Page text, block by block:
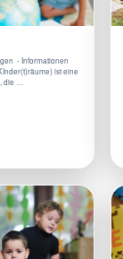
- Informationen
ist eine
…